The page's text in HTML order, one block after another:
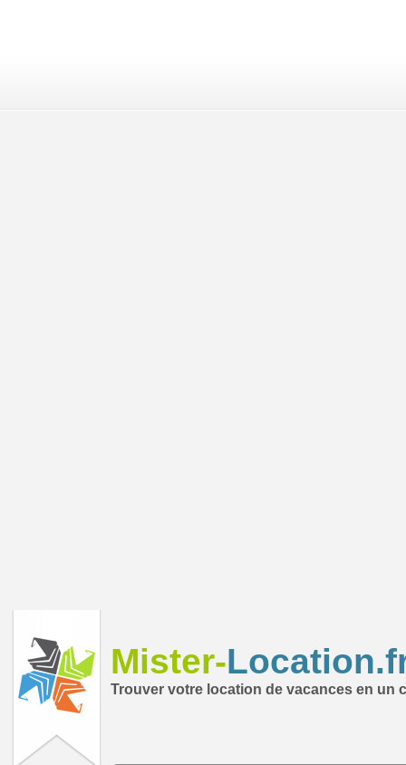
Mister-
Trouver votre location de vacances en un